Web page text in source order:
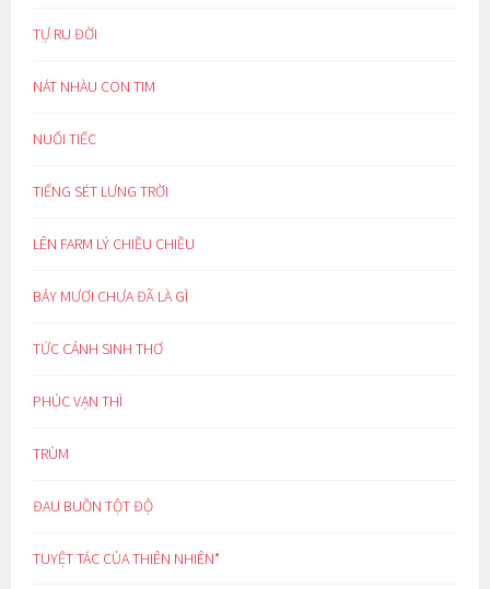
TỰ RU ĐỜI
NÁT NHÀU CON TIM
NUỐI TIẾC
TIẾNG SÉT LƯNG TRỜI
LÊN FARM LÝ CHIỀU CHIỀU
BẢY MƯƠI CHƯA ĐÃ LÀ GÌ
TỨC CẢNH SINH THƠ
PHÚC VẠN THÌ
TRÙM
ĐAU BUỒN TỘT ĐỘ
TUYỆT TÁC CỦA THIÊN NHIÊN*